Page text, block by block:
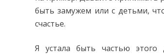
быть замужем или с детьми,
счастье.
Я устала быть частью